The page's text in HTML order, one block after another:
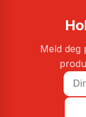
Meld deg